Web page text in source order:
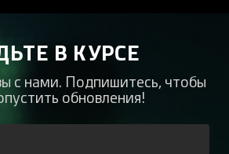
В КУРСЕ
с нами. Подпишитесь, чтобы
обновления!